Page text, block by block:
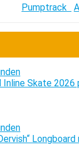
Pumptrack
Inline Skate